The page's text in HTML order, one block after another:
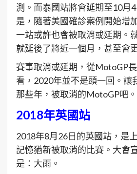
測。而泰國站將會延期至10月
是，隨著美國確診案例開始增
一站或許也會被取消或延期。
就延後了將近一個月，甚至會
賽事取消或延期，從MotoGP
看，2020年並不是頭一回。讓
那些年，被取消的MotoGP吧。
2018年英國站
2018年8月26日的英國站，是
記憶猶新被取消的比賽。大會
是：大雨。